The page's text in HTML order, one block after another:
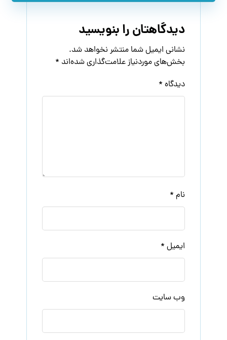
دیدگاهتان را بنویسید
نشانی ایمیل شما منتشر نخواهد شد.
بخش‌های موردنیاز علامت‌گذاری شده‌اند *
دیدگاه *
نام *
ایمیل *
وب‌ سایت